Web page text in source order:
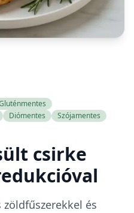
Diómentes
Szójamentes
csirke
és